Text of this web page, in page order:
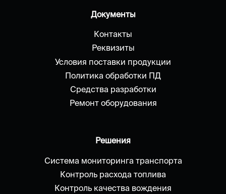
Документы
Контакты
Реквизиты
Условия поставки продукции
Политика обработки ПД
Средства разработки
Ремонт оборудования
Решения
Система мониторинга транспорта
Контроль расхода топлива
Контроль качества вождения